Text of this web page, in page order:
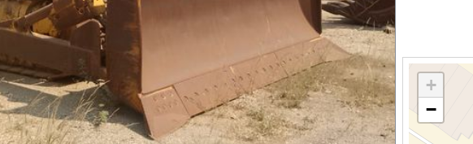
Furniture and Decoration
Nautical
Others
+
−